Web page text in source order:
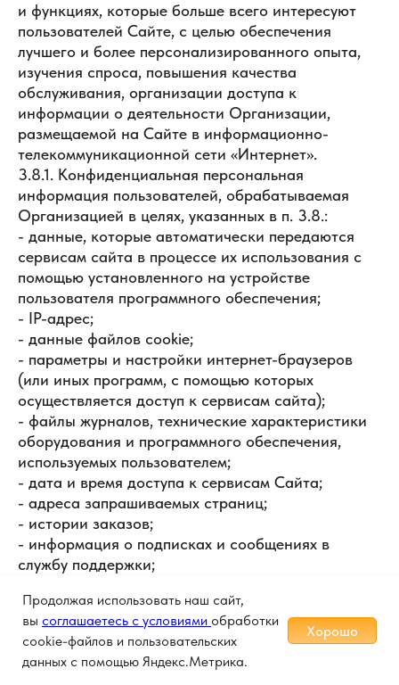
и функциях, которые больше всего интересуют
пользователей Сайте, с целью обеспечения
лучшего и более персонализированного опыта,
изучения спроса, повышения качества
обслуживания, организации доступа к
информации о деятельности Организации,
размещаемой на Сайте в информационно-
телекоммуникационной сети «Интернет».
3.8.1. Конфиденциальная персональная
информация пользователей, обрабатываемая
Организацией в целях, указанных в п. 3.8.:
- данные, которые автоматически передаются
сервисам сайта в процессе их использования с
помощью установленного на устройстве
пользователя программного обеспечения;
- IP-адрес;
- данные файлов cookie;
- параметры и настройки интернет-браузеров
(или иных программ, с помощью которых
осуществляется доступ к сервисам сайта);
- файлы журналов, технические характеристики
оборудования и программного обеспечения,
используемых пользователем;
- дата и время доступа к сервисам Сайта;
- адреса запрашиваемых страниц;
- истории заказов;
- информация о подписках и сообщениях в
службу поддержки;
3.8.2. Конфиденциальная персональная
информация пользователей, используемая для
целей, установленных пунктом 3.8. настоящего
Положения, содержится в:
Продолжая использовать наш сайт,
вы соглашаетесь с условиями обработки
cookie-файлов и пользовательских
данных с помощью Яндекс.Метрика.
Хорошо